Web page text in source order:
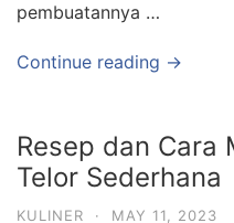
pembuatannya …
Continue reading →
Resep dan Cara
Telor Sederhana
KULINER · MAY 11, 2023